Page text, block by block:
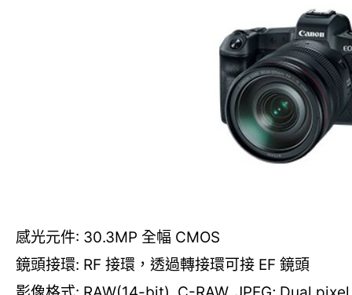
感光元件: 30.3MP 全幅 CMOS
鏡頭接環: RF 接環，透過轉接環可接 EF 鏡頭